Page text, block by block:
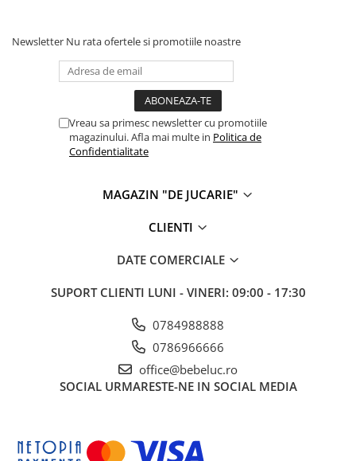
Newsletter Nu rata ofertele si promotiile noastre
Vreau sa primesc newsletter cu promotiile
magazinului. Afla mai multe in Politica de
Confidentialitate
MAGAZIN "DE JUCARIE"
CLIENTI
DATE COMERCIALE
SUPORT CLIENTI LUNI - VINERI: 09:00 - 17:30
0784988888
0786966666
office@bebeluc.ro
SOCIAL URMARESTE-NE IN SOCIAL MEDIA